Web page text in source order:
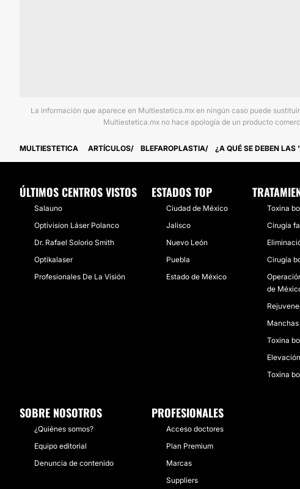
La información que aparece en Multiestetica.mx en ningún caso puede
Multiestetica.mx no hace apología de un producto
MULTIESTETICA ARTÍCULOS BLEFAROPLASTIA ¿A QUÉ SE DEBEN LAS
ÚLTIMOS CENTROS VISTOS
Salauno
Optivision Láser Polanco
Dr. Rafael Solorio Smith
Optikalaser
Profesionales De La Visión
ESTADOS TOP
Ciudad de México
Jalisco
Nuevo León
Puebla
Estado de México
Toxina
Cirugía
Cirugía
de
Toxina
Toxina
SOBRE NOSOTROS
¿Quiénes somos?
Equipo editorial
Denuncia de contenido
PROFESIONALES
Acceso doctores
Plan Premium
Marcas
Suppliers